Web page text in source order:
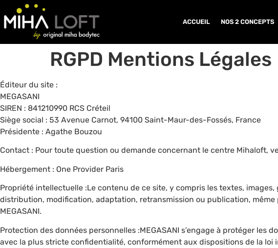
ACCUEIL NOS 2 CONCEPTS
RGPD Mentions Légales
Éditeur du site :
MEGASANI
SIREN : 841210990 RCS Créteil
Siège social : 53 Avenue Carnot, 94100 Saint-Maur-des-Fossés, France
Présidente : Agathe Bouzou
Contact : Pour toute question ou demande concernant le centre Mihaloft,
Hébergement : One Provider Paris
Propriété intellectuelle :Le contenu de ce site, y compris les textes,
distribution, modification, adaptation, retransmission ou publication,
MEGASANI.
Protection des données personnelles :MEGASANI s’engage à protéger
avec la plus stricte confidentialité, conformément aux dispositions de la